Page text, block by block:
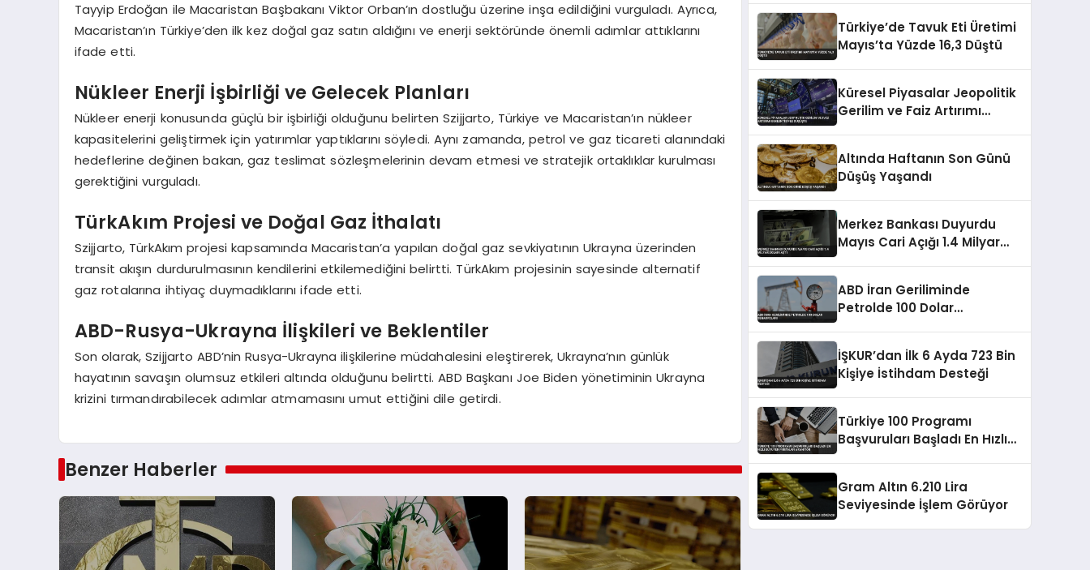
Tayyip Erdoğan ile Macaristan Başbakanı Viktor Orban’ın dostluğu üzerine inşa edildiğini vurguladı. Ayrıca,
Macaristan’ın Türkiye’den ilk kez doğal gaz satın aldığını ve enerji sektöründe önemli adımlar attıklarını
ifade etti.
Nükleer Enerji İşbirliği ve Gelecek Planları
Nükleer enerji konusunda güçlü bir işbirliği olduğunu belirten Szijjarto, Türkiye ve Macaristan’ın nükleer
kapasitelerini geliştirmek için yatırımlar yaptıklarını söyledi. Aynı zamanda, petrol ve gaz ticareti alanındaki
hedeflerine değinen bakan, gaz teslimat sözleşmelerinin devam etmesi ve stratejik ortaklıklar kurulması
gerektiğini vurguladı.
TürkAkım Projesi ve Doğal Gaz İthalatı
Szijjarto, TürkAkım projesi kapsamında Macaristan’a yapılan doğal gaz sevkiyatının Ukrayna üzerinden
transit akışın durdurulmasının kendilerini etkilemediğini belirtti. TürkAkım projesinin sayesinde alternatif
gaz rotalarına ihtiyaç duymadıklarını ifade etti.
ABD-Rusya-Ukrayna İlişkileri ve Beklentiler
Son olarak, Szijjarto ABD’nin Rusya-Ukrayna ilişkilerine müdahalesini eleştirerek, Ukrayna’nın günlük
hayatının savaşın olumsuz etkileri altında olduğunu belirtti. ABD Başkanı Joe Biden yönetiminin Ukrayna
krizini tırmandırabilecek adımlar atmamasını umut ettiğini dile getirdi.
Benzer Haberler
Türkiye’de Tavuk Eti Üretimi
Mayıs’ta Yüzde 16,3 Düştü
Küresel Piyasalar Jeopolitik
Gerilim ve Faiz Artırımı
Altında Haftanın Son Günü
Düşüş Yaşandı
Merkez Bankası Duyurdu
Mayıs Cari Açığı 1.4 Milyar
ABD İran Geriliminde
Petrolde 100 Dolar
İŞKUR’dan İlk 6 Ayda 723 Bin
Kişiye İstihdam Desteği
Türkiye 100 Programı
Başvuruları Başladı En Hızlı
Gram Altın 6.210 Lira
Seviyesinde İşlem Görüyor